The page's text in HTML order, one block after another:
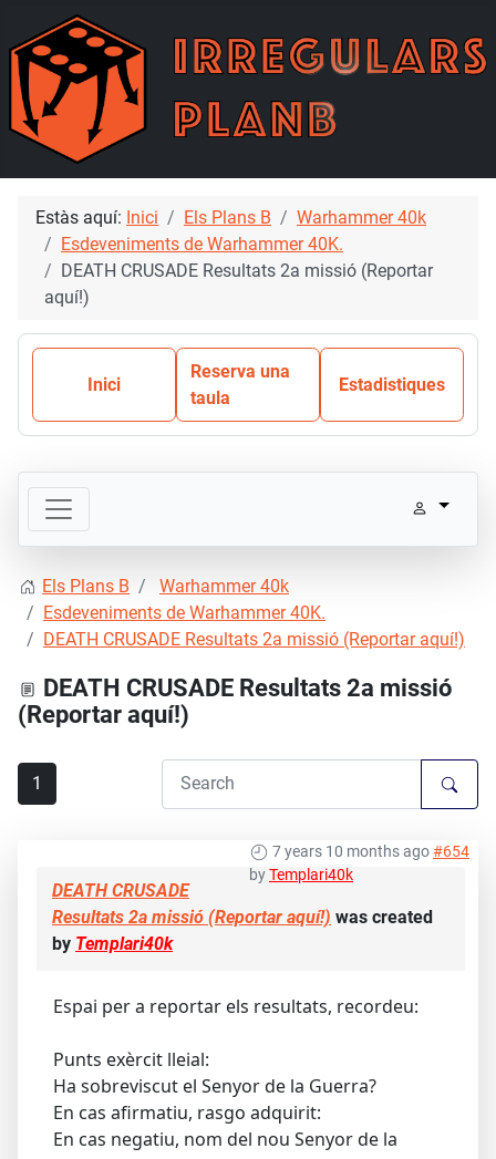
Estàs aquí: Inici Els Plans B
Warhammer 40k
Esdeveniments de Warhammer 40K.
DEATH CRUSADE Resultats 2a missió (Reportar
aquí!)
Inici
Reserva una
taula
Estadistiques
Els Plans B
Warhammer 40k
Esdeveniments de Warhammer 40K.
DEATH CRUSADE Resultats 2a missió (Reportar aquí!)
DEATH CRUSADE Resultats 2a missió
(Reportar aquí!)
1
7 years 10 months ago#654
byTemplari40k
DEATH CRUSADE
Resultats 2a missió (Reportar aquí!) was created
by Templari40k
Espai per a reportar els resultats, recordeu:
Punts exèrcit lleial:
Ha sobreviscut el Senyor de la Guerra?
En cas afirmatiu, rasgo adquirit:
En cas negatiu, nom del nou Senyor de la